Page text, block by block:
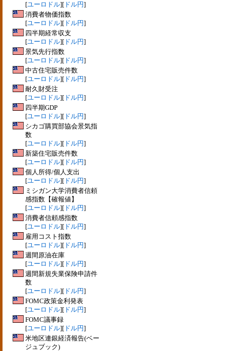
[ユーロドル][ ドル円]
消費者物価指数
[ユーロドル][ ドル円]
四半期経常収支
[ユーロドル][ ドル円]
景気先行指数
[ユーロドル][ ドル円]
中古住宅販売件数
[ユーロドル][ ドル円]
耐久財受注
[ユーロドル][ ドル円]
四半期GDP
[ユーロドル][ ドル円]
シカゴ購買部協会景気指
数
[ユーロドル][ ドル円]
新築住宅販売件数
[ユーロドル][ ドル円]
個人所得/個人支出
[ユーロドル][ ドル円]
ミシガン大学消費者信頼
感指数【確報値】
[ユーロドル][ ドル円]
消費者信頼感指数
[ユーロドル][ ドル円]
雇用コスト指数
[ユーロドル][ ドル円]
週間原油在庫
[ユーロドル][ ドル円]
週間新規失業保険申請件
数
[ユーロドル][ ドル円]
FOMC政策金利発表
[ユーロドル][ ドル円]
FOMC議事録
[ユーロドル][ ドル円]
米地区連銀経済報告(ベー
ジュブック)